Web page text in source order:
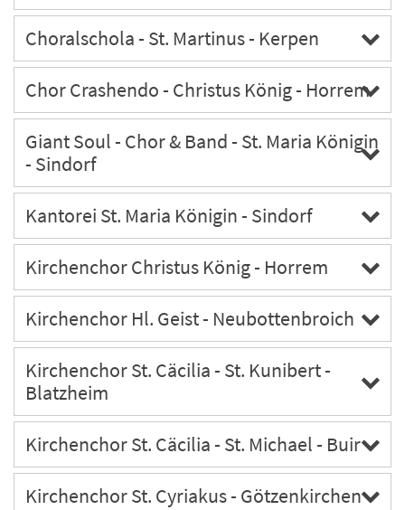
Choralschola - St. Martinus - Kerpen
Chor Crashendo - Christus König - Horrem
Giant Soul - Chor & Band - St. Maria Königin
- Sindorf
Kantorei St. Maria Königin - Sindorf
Kirchenchor Christus König - Horrem
Kirchenchor Hl. Geist - Neubottenbroich
Kirchenchor St. Cäcilia - St. Kunibert -
Blatzheim
Kirchenchor St. Cäcilia - St. Michael - Buir
Kirchenchor St. Cyriakus - Götzenkirchen